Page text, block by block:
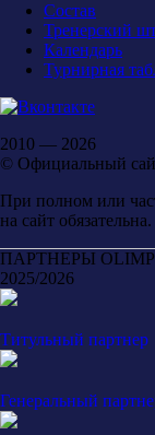
Состав
Тренерский
Календарь
Турнирная
2010 — 2026
© Официальный
При полном или
на сайт обязательна.
ПАРТНЕРЫ
2025/2026
Титульный партнер
Генеральный